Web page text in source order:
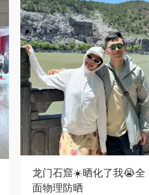
龙门石窟☀️晒化了我😭全
面物理防晒